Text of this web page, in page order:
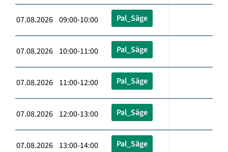
07.08.2026 09:00-10:00 Pal_Säge
07.08.2026 10:00-11:00 Pal_Säge
07.08.2026 11:00-12:00 Pal_Säge
07.08.2026 12:00-13:00 Pal_Säge
07.08.2026 13:00-14:00 Pal_Säge